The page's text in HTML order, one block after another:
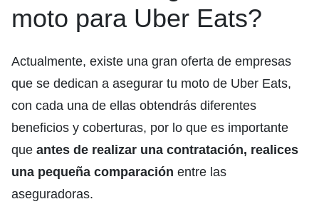
moto para Uber Eats?
Actualmente, existe una gran oferta de empresas
que se dedican a asegurar tu moto de Uber Eats,
con cada una de ellas obtendrás diferentes
beneficios y coberturas, por lo que es importante
que antes de realizar una contratación, realices
una pequeña comparación entre las
aseguradoras.